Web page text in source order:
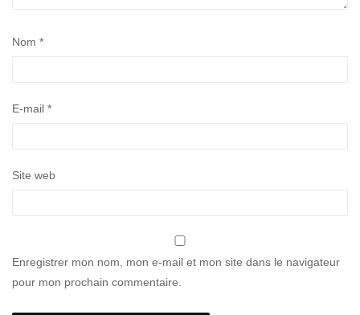
Nom *
E-mail *
Site web
Enregistrer mon nom, mon e-mail et mon site dans le navigateur
pour mon prochain commentaire.